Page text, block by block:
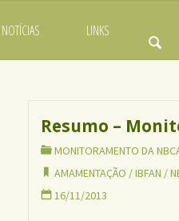
NOTÍCIAS LINKS
Resumo –
MONITORAMENTO DA
AMAMENTAÇÃO /IBFAN /
16/11/2013